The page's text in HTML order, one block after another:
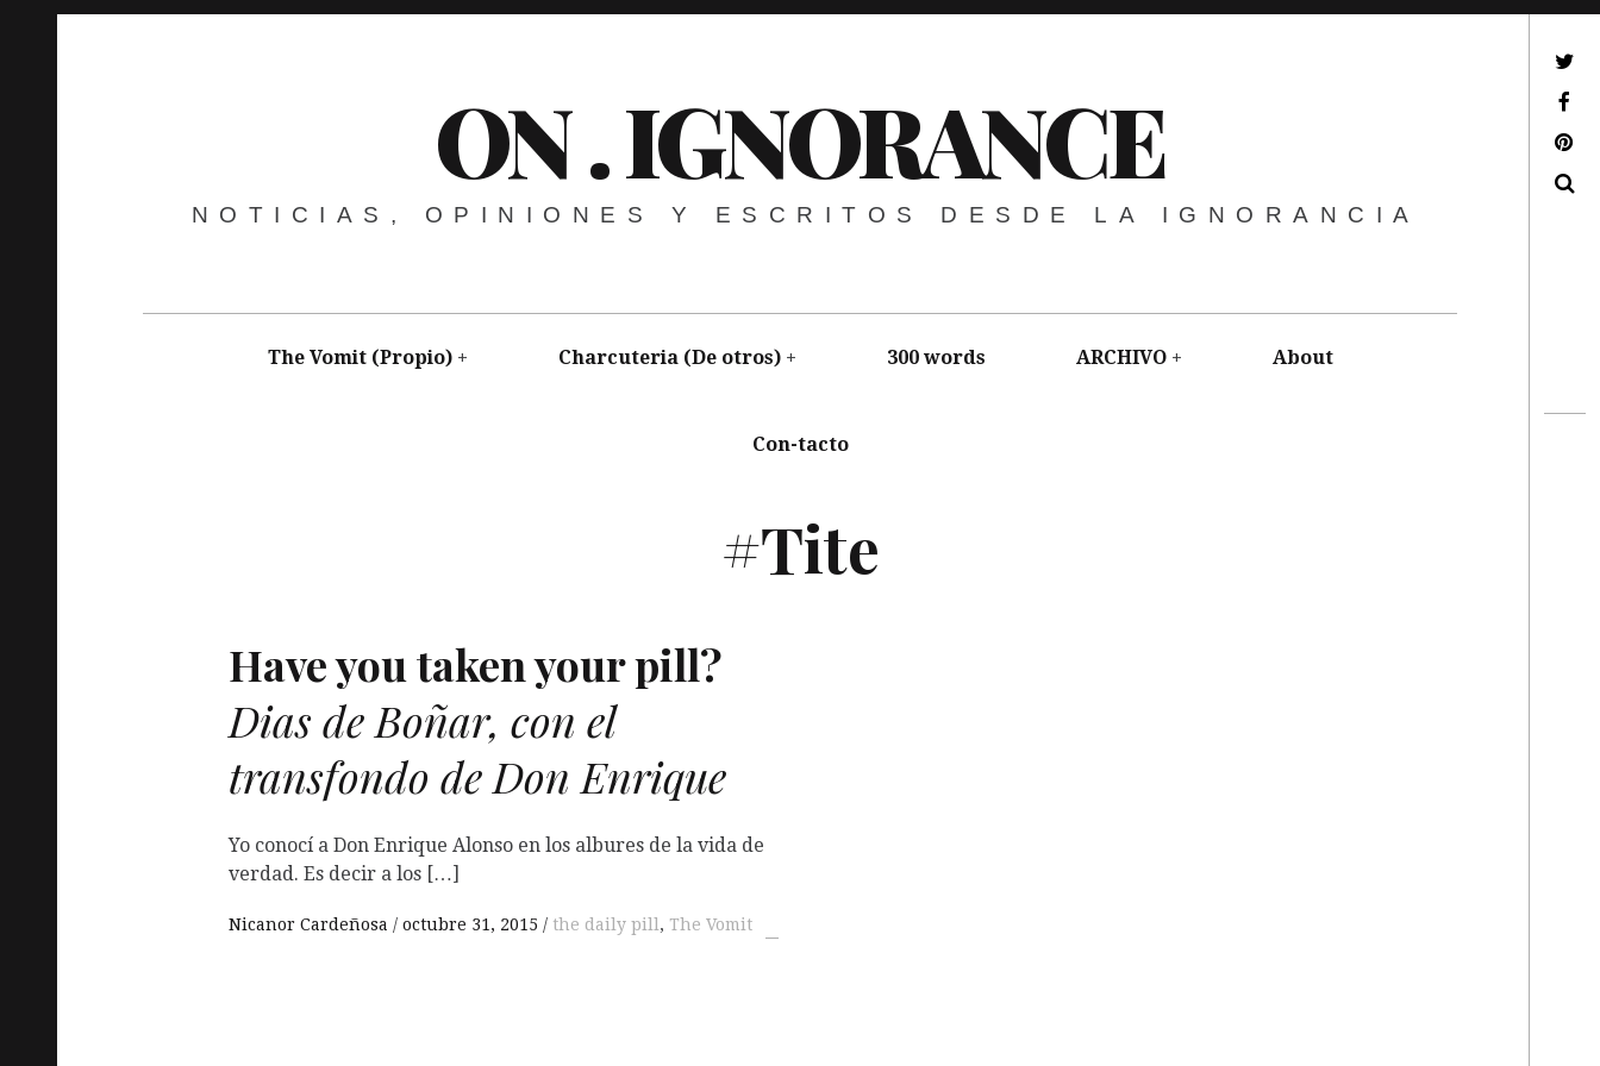
ON . IGNORANCE
NOTICIAS, OPINIONES Y ESCRITOS DESDE LA IGNORANCIA
The Vomit (Propio) Charcuteria (De otros) 300 words ARCHIVO About
Con-tacto
#Tite
Have you taken your pill?
Dias de Boñar, con el
transfondo de Don Enrique
Yo conocí a Don Enrique Alonso en los albures de la vida de
verdad. Es decir a los […]
Nicanor Cardeñosa octubre 31, 2015 the daily pill , The Vomit